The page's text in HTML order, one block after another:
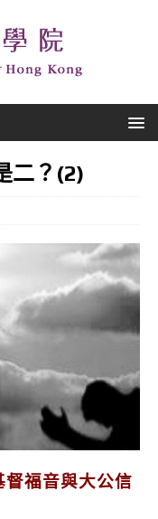
二？(2)
督福音與大公信